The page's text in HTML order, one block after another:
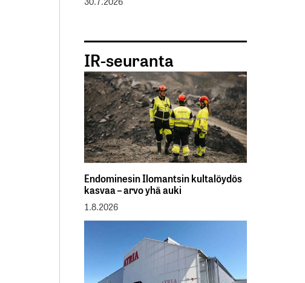
IR-seuranta
Endominesin Ilomantsin kultalöydös
kasvaa – arvo yhä auki
1.8.2026